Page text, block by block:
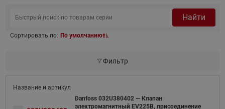
Найти
Сортировать по: По умолчанию
Фильтр
Danfoss 032U380402 — Клапан
электромагнитный EV225B, присоединение